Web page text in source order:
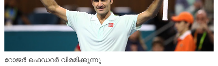
റോജർ ഫെഡറർ വിരമിക്കുന്നു